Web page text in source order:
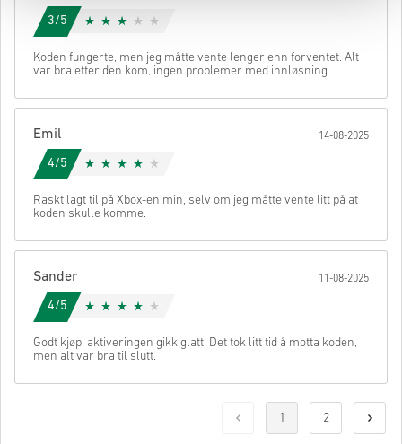
3/5
Koden fungerte, men jeg måtte vente lenger enn forventet. Alt
var bra etter den kom, ingen problemer med innløsning.
Emil 14-08-2025
4/5
Raskt lagt til på Xbox-en min, selv om jeg måtte vente litt på at
koden skulle komme.
Sander 11-08-2025
4/5
Godt kjøp, aktiveringen gikk glatt. Det tok litt tid å motta koden,
men alt var bra til slutt.
1 2